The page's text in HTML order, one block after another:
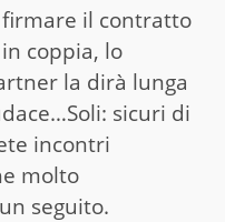
il contratto
coppia, lo
la dirà lunga
sicuri di
incontri
molto
seguito.